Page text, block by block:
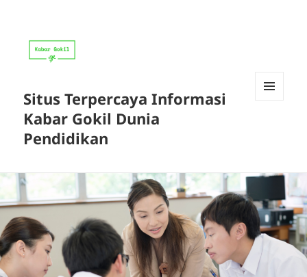
Situs Terpercaya Informasi
Kabar Gokil Dunia
Pendidikan